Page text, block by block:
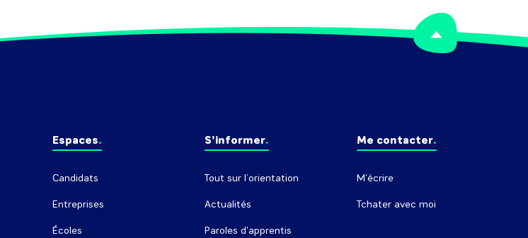
Espaces
Candidats
Entreprises
Écoles
S’informer
Tout sur l’orientation
Actualités
Paroles d'apprentis
Me contacter
M'écrire
Tchater avec moi